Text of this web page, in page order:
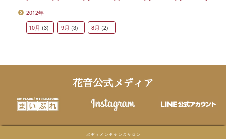
2012年
10月 (3) 9月 (3) 8月 (2)
花音公式メディア